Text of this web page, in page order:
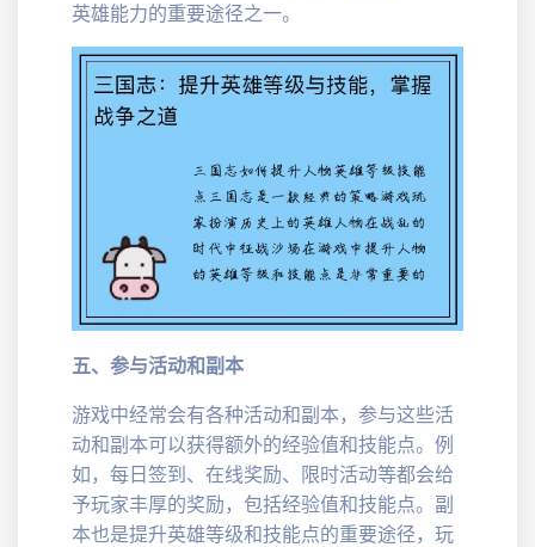
英雄能力的重要途径之一。
五、参与活动和副本
游戏中经常会有各种活动和副本，参与这些活
动和副本可以获得额外的经验值和技能点。例
如，每日签到、在线奖励、限时活动等都会给
予玩家丰厚的奖励，包括经验值和技能点。副
本也是提升英雄等级和技能点的重要途径，玩